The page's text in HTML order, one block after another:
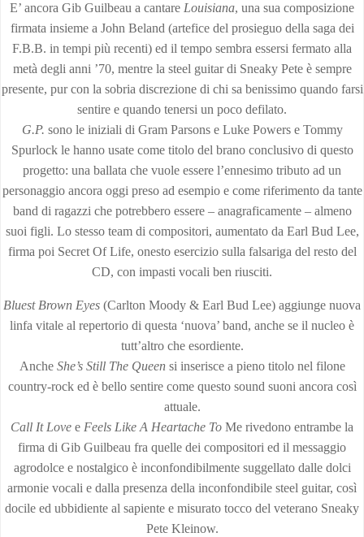
E’ ancora Gib Guilbeau a cantare Louisiana, una sua composizione
firmata insieme a John Beland (artefice del prosieguo della saga dei
F.B.B. in tempi più recenti) ed il tempo sembra essersi fermato alla
metà degli anni ’70, mentre la steel guitar di Sneaky Pete è sempre
presente, pur con la sobria discrezione di chi sa benissimo quando farsi
sentire e quando tenersi un poco defilato.
G.P. sono le iniziali di Gram Parsons e Luke Powers e Tommy
Spurlock le hanno usate come titolo del brano conclusivo di questo
progetto: una ballata che vuole essere l’ennesimo tributo ad un
personaggio ancora oggi preso ad esempio e come riferimento da tante
band di ragazzi che potrebbero essere – anagraficamente – almeno
suoi figli. Lo stesso team di compositori, aumentato da Earl Bud Lee,
firma poi Secret Of Life, onesto esercizio sulla falsariga del resto del
CD, con impasti vocali ben riusciti.
Bluest Brown Eyes (Carlton Moody & Earl Bud Lee) aggiunge nuova
linfa vitale al repertorio di questa ‘nuova’ band, anche se il nucleo è
tutt’altro che esordiente.
Anche She’s Still The Queensi inserisce a pieno titolo nel filone
country-rock ed è bello sentire come questo sound suoni ancora così
attuale.
Call It Love e Feels Like A Heartache To Me rivedono entrambe la
firma di Gib Guilbeau fra quelle dei compositori ed il messaggio
agrodolce e nostalgico è inconfondibilmente suggellato dalle dolci
armonie vocali e dalla presenza della inconfondibile steel guitar, così
docile ed ubbidiente al sapiente e misurato tocco del veterano Sneaky
Pete Kleinow.